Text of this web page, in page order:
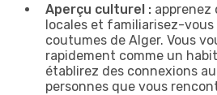
Aperçu culturel : apprenez
locales et familiarisez-vous
coutumes de Alger. Vous
rapidement comme un
établirez des connexions
personnes que vous